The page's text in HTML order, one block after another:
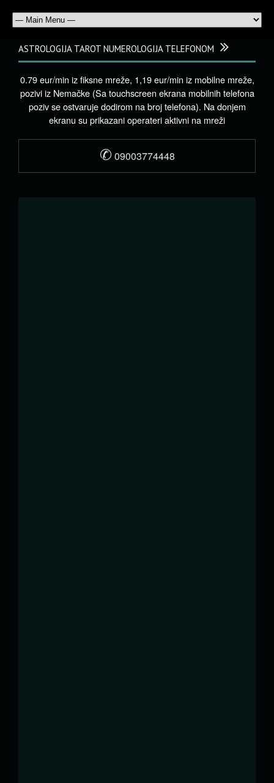
ASTROLOGIJA TAROT NUMEROLOGIJA TELEFONOM
0.79 eur/min iz fiksne mreže, 1,19 eur/min iz mobilne mreže,
pozivi iz Nemačke (Sa touchscreen ekrana mobilnih telefona
poziv se ostvaruje dodirom na broj telefona). Na donjem
ekranu su prikazani operateri aktivni na mreži
✆ 09003774448